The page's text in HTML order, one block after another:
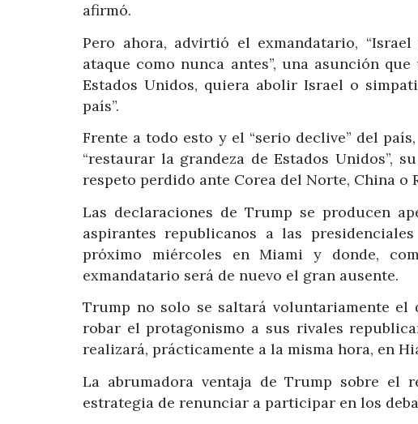
afirmó.
Pero ahora, advirtió el exmandatario,
ataque como nunca antes”, una asunción
Estados Unidos, quiera abolir Israel o
país”.
Frente a todo esto y el “serio declive” del
“restaurar la grandeza de Estados Unidos”,
respeto perdido ante Corea del Norte, China o
Las declaraciones de Trump se producen
aspirantes republicanos a las
próximo miércoles en Miami y donde,
exmandatario será de nuevo el gran ausente.
Trump no solo se saltará voluntariamente el
robar el protagonismo a sus rivales
realizará, prácticamente a la misma hora, en
La abrumadora ventaja de Trump sobre el
estrategia de renunciar a participar en los